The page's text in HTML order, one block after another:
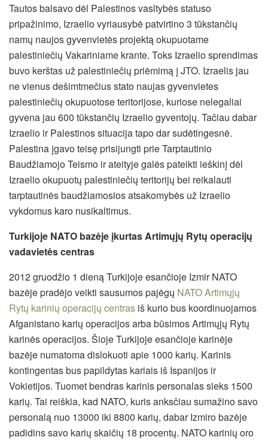
Tautos balsavo dėl Palestinos vasltybės statuso
pripažinimo, Izraelio vyriausybė patvirtino 3 tūkstančių
namų naujos gyvenvietės projektą okupuotame
palestiniečių Vakariniame krante. Toks Izraelio sprendimas
buvo kerštas už palestiniečių priėmimą į JTO. Izraelis jau
ne vienus dešimtmečius stato naujas gyvenvietes
palestiniečių okupuotose teritorijose, kuriose nelegaliai
gyvena jau 600 tūkstančių Izraelio gyventojų. Tačiau dabar
Izraelio ir Palestinos situacija tapo dar sudėtingesnė.
Palestina įgavo teisę prisijungti prie Tarptautinio
Baudžiamojo Teismo ir ateityje galės pateikti ieškinį dėl
Izraelio okupuotų palestiniečių teritorijų bei reikalauti
tarptautinės baudžiamosios atsakomybės už Izraelio
vykdomus karo nusikaltimus.
Turkijoje NATO bazėje įkurtas Artimųjų Rytų operacijų
vadavietės centras
2012 gruodžio 1 dieną Turkijoje esančioje Izmir NATO
bazėje pradėjo veikti sausumos pajėgų NATO Artimųjų
Rytų karinių operacijų centras iš kurio bus koordinuojamos
Afganistano karių operacijos arba būsimos Artimųjų Rytų
karinės operacijos. Šioje Turkijoje esančioje karinėje
bazėje numatoma dislokuoti apie 1000 karių. Karinis
kontingentas bus papildytas kariais iš Ispanijos ir
Vokietijos. Tuomet bendras karinis personalas sieks 1500
karių. Tai reiškia, kad NATO, kuris anksčiau sumažino savo
personalą nuo 13000 iki 8800 karių, dabar Izmiro bazėje
padidins savo karių skaičių 18 procentų. NATO karinių oro